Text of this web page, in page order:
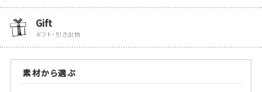
Gift
ギフト・引き出物
素材から選ぶ